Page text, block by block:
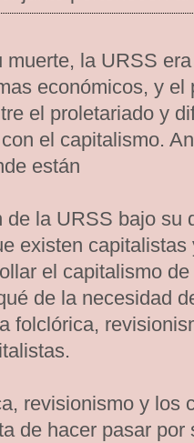
muerte, la URSS
económicos, y el
el proletariado y
el capitalismo.
están
de la URSS bajo su
existen
el capitalismo
de la necesidad
folclórica,
revisionismo y los
de hacer pasar